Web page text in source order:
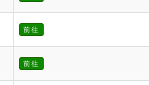
前往
前往